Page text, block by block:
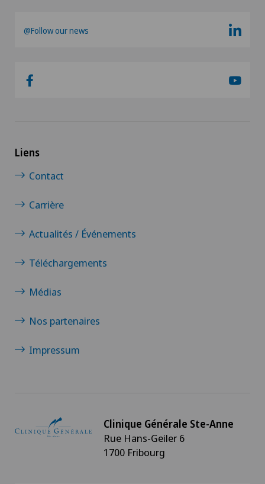
Thérapie de la douleur
Vasectomie (ligature/stérilisation)
@Follow our news
Liens
Contact
Carrière
Actualités / Événements
Téléchargements
Médias
Nos partenaires
Impressum
Clinique Générale Ste-Anne
Rue Hans-Geiler 6
1700 Fribourg